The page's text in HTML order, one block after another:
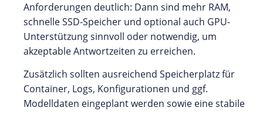
Anforderungen deutlich: Dann sind mehr RAM,
schnelle SSD-Speicher und optional auch GPU-
Unterstützung sinnvoll oder notwendig, um
akzeptable Antwortzeiten zu erreichen.
Zusätzlich sollten ausreichend Speicherplatz für
Container, Logs, Konfigurationen und ggf.
Modelldaten eingeplant werden sowie eine stabile